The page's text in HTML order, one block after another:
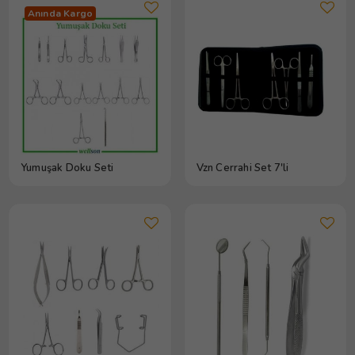
Anında Kargo
Yumuşak Doku Seti Vzn Cerrahi Set 7'li